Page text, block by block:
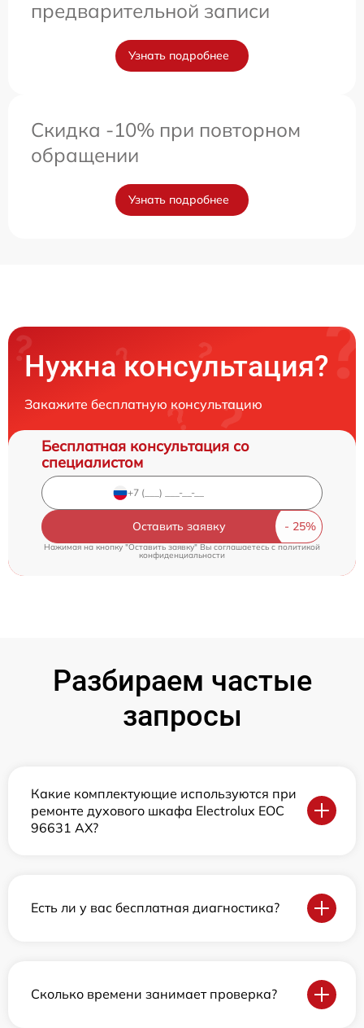
предварительной записи
Узнать подробнее
Скидка -10% при повторном
обращении
Узнать подробнее
Нужна консультация?
Закажите бесплатную консультацию
Бесплатная консультация со
специалистом
Оставить заявку
Нажимая на кнопку "Оставить заявку" Вы соглашаетесь cполитикой
конфиденциальности
Разбираем частые
запросы
Какие комплектующие используются при
ремонте духового шкафа Electrolux EOC
96631 AX?
Есть ли у вас бесплатная диагностика?
Сколько времени занимает проверка?